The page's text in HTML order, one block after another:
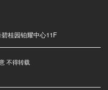
桂园铂耀中心11F
不得转载